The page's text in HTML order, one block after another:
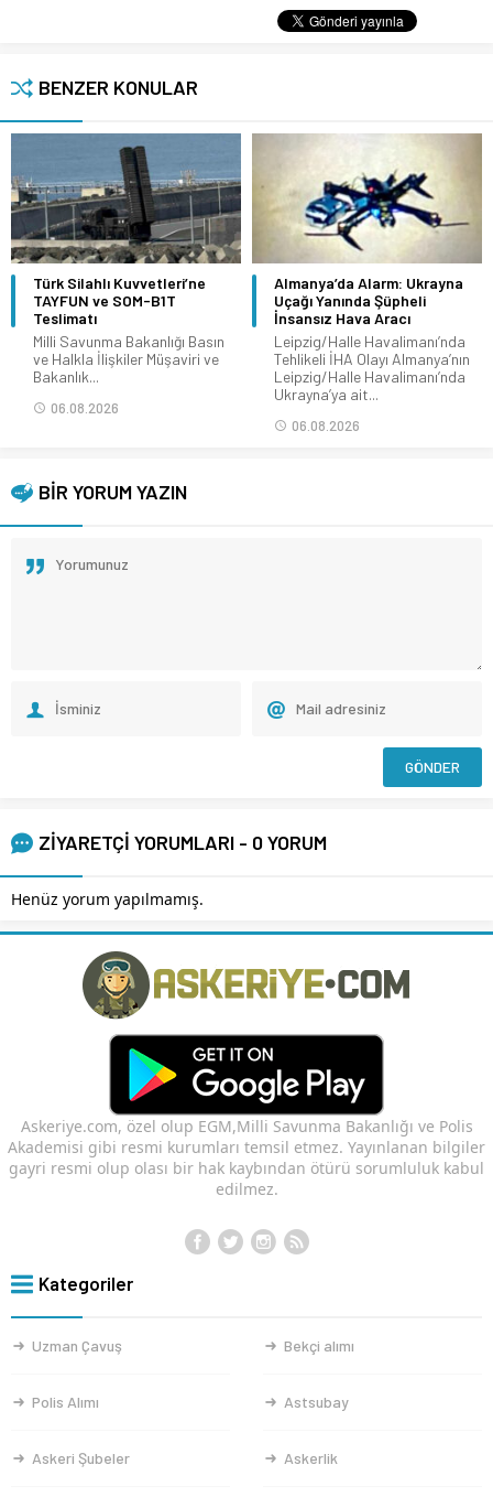
BENZER KONULAR
Türk Silahlı Kuvvetleri’ne
TAYFUN ve SOM-B1T
Teslimatı
Milli Savunma Bakanlığı Basın
ve Halkla İlişkiler Müşaviri ve
Bakanlık...
06.08.2026
Almanya’da Alarm: Ukrayna
Uçağı Yanında Şüpheli
İnsansız Hava Aracı
Leipzig/Halle Havalimanı’nda
Tehlikeli İHA Olayı Almanya’nın
Leipzig/Halle Havalimanı’nda
Ukrayna’ya ait...
06.08.2026
BİR YORUM YAZIN
ZİYARETÇİ YORUMLARI - 0 YORUM
Henüz yorum yapılmamış.
Askeriye.com, özel olup EGM,Milli Savunma Bakanlığı ve Polis
Akademisi gibi resmi kurumları temsil etmez. Yayınlanan bilgiler
gayri resmi olup olası bir hak kaybından ötürü sorumluluk kabul
edilmez.
Kategoriler
Uzman Çavuş Bekçi alımı
Polis Alımı Astsubay
Askeri Şubeler Askerlik